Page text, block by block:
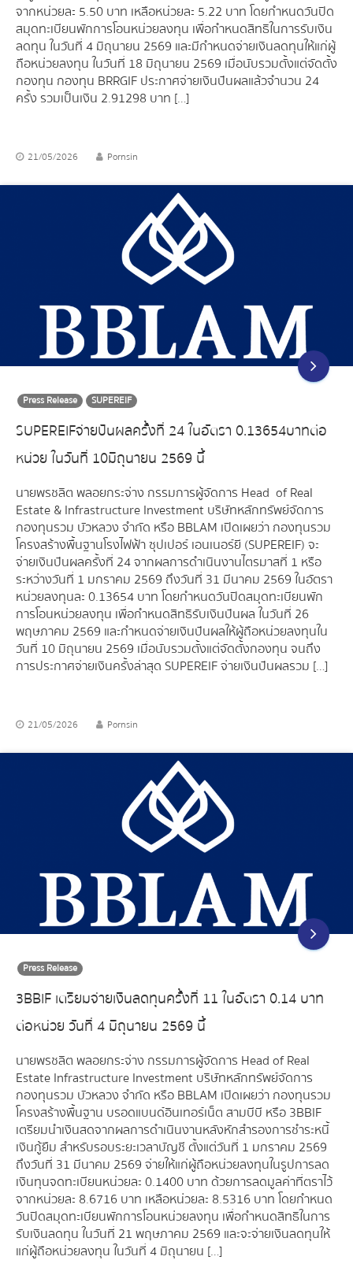
จากหน่วยละ 5.50 บาท เหลือหน่วยละ 5.22 บาท โดยกำหนดวันปิด
สมุดทะเบียนพักการโอนหน่วยลงทุน เพื่อกำหนดสิทธิในการรับเงิน
ลดทุน ในวันที่ 4 มิถุนายน 2569 และมีกำหนดจ่ายเงินลดทุนให้แก่ผู้
ถือหน่วยลงทุน ในวันที่ 18 มิถุนายน 2569 เมื่อนับรวมตั้งแต่จัดตั้ง
กองทุน กองทุน BRRGIF ประกาศจ่ายเงินปันผลแล้วจำนวน 24
ครั้ง รวมเป็นเงิน 2.91298 บาท […]
21/05/2026 Pornsin
Press Release SUPEREIF
SUPEREIF จ่ายปันผลครั้งที่ 24 ในอัตรา 0.13654 บาทต่อ
หน่วย ในวันที่ 10 มิถุนายน 2569 นี้
นายพรชลิต พลอยกระจ่าง กรรมการผู้จัดการ Head of Real
Estate & Infrastructure Investment บริษัทหลักทรัพย์จัดการ
กองทุนรวม บัวหลวง จำกัด หรือ BBLAM เปิดเผยว่า กองทุนรวม
โครงสร้างพื้นฐานโรงไฟฟ้า ซุปเปอร์ เอนเนอร์ยี (SUPEREIF) จะ
จ่ายเงินปันผลครั้งที่ 24 จากผลการดำเนินงานไตรมาสที่ 1 หรือ
ระหว่างวันที่ 1 มกราคม 2569 ถึงวันที่ 31 มีนาคม 2569 ในอัตรา
หน่วยลงทุนละ 0.13654 บาท โดยกำหนดวันปิดสมุดทะเบียนพัก
การโอนหน่วยลงทุน เพื่อกำหนดสิทธิรับเงินปันผล ในวันที่ 26
พฤษภาคม 2569 และกำหนดจ่ายเงินปันผลให้ผู้ถือหน่วยลงทุนใน
วันที่ 10 มิถุนายน 2569 เมื่อนับรวมตั้งแต่จัดตั้งกองทุน จนถึง
การประกาศจ่ายเงินครั้งล่าสุด SUPEREIF จ่ายเงินปันผลรวม […]
21/05/2026 Pornsin
Press Release
3BBIF เตรียมจ่ายเงินลดทุนครั้งที่ 11 ในอัตรา 0.14 บาท
ต่อหน่วย วันที่ 4 มิถุนายน 2569 นี้
นายพรชลิต พลอยกระจ่าง กรรมการผู้จัดการ Head of Real
Estate Infrastructure Investment บริษัทหลักทรัพย์จัดการ
กองทุนรวม บัวหลวง จำกัด หรือ BBLAM เปิดเผยว่า กองทุนรวม
โครงสร้างพื้นฐาน บรอดแบนด์อินเทอร์เน็ต สามบีบี หรือ 3BBIF
เตรียมนำเงินสดจากผลการดำเนินงานหลังหักสำรองการชำระหนี้
เงินกู้ยืม สำหรับรอบระยะเวลาบัญชี ตั้งแต่วันที่ 1 มกราคม 2569
ถึงวันที่ 31 มีนาคม 2569 จ่ายให้แก่ผู้ถือหน่วยลงทุนในรูปการลด
เงินทุนจดทะเบียนหน่วยละ 0.1400 บาท ด้วยการลดมูลค่าที่ตราไว้
จากหน่วยละ 8.6716 บาท เหลือหน่วยละ 8.5316 บาท โดยกำหนด
วันปิดสมุดทะเบียนพักการโอนหน่วยลงทุน เพื่อกำหนดสิทธิในการ
รับเงินลดทุน ในวันที่ 21 พฤษภาคม 2569 และจะจ่ายเงินลดทุนให้
แก่ผู้ถือหน่วยลงทุน ในวันที่ 4 มิถุนายน […]